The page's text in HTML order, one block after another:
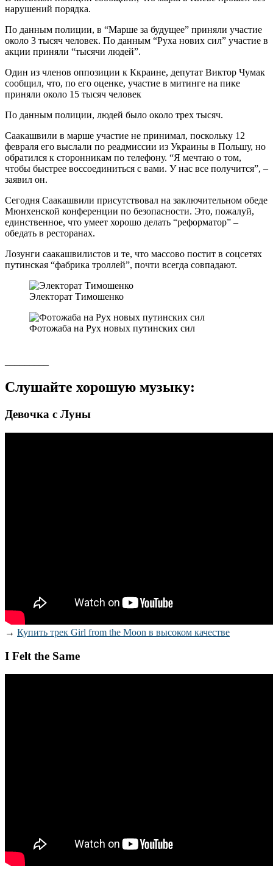
нарушений порядка.
По данным полиции, в “Марше за будущее” приняли участие
около 3 тысяч человек. По данным “Руха нових сил” участие в
акции приняли “тысячи людей”.
Один из членов оппозиции к Ккраине, депутат Виктор Чумак
сообщил, что, по его оценке, участие в митинге на пике
приняли около 15 тысяч человек
По данным полиции, людей было около трех тысяч.
Саакашвили в марше участие не принимал, поскольку 12
февраля его выслали по реадмиссии из Украины в Польшу, но
обратился к сторонникам по телефону. “Я мечтаю о том,
чтобы быстрее воссоединиться с вами. У нас все получится”, –
заявил он.
Сегодня Саакашвили присутствовал на заключительном обеде
Мюнхенской конференции по безопасности. Это, пожалуй,
единственное, что умеет хорошо делать “реформатор” –
обедать в ресторанах.
Лозунги саакашвилистов и те, что массово постит в соцсетях
путинская “фабрика троллей”, почти всегда совпадают.
Электорат Тимошенко
Фотожаба на Рух новых путинских сил
Слушайте хорошую музыку:
Девочка с Луны
→ Купить трек Girl from the Moon в высоком качестве
I Felt the Same